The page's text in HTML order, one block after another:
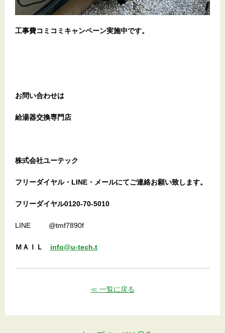
工事費コミコミキャンペーン実施中です。
お問い合わせは
給湯器交換専門店
株式会社ユーテック
フリーダイヤル・LINE・メールにてご連絡お願い致します。
フリーダイヤル0120-70-5010
LINE @tmf7890f
ＭＡＩＬ info@u-tech.t
≪ 一覧に戻る